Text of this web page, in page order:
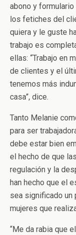
abono y
los fetiches del
quiera y le guste
trabajo es
ellas: “Trabajo en
de clientes y el
tenemos más
casa”, dice.
Tanto Melanie
para ser
debe estar bien
el hecho de que
regulación y la
han hecho que el
sea significado un
mujeres que
“Me da rabia que